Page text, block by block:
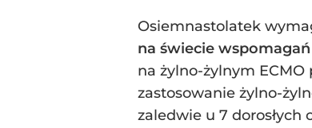
Osiemnastolatek
na świecie
na żylno-żylnym
zastosowanie żylno-
zaledwie u 7 dorosłych